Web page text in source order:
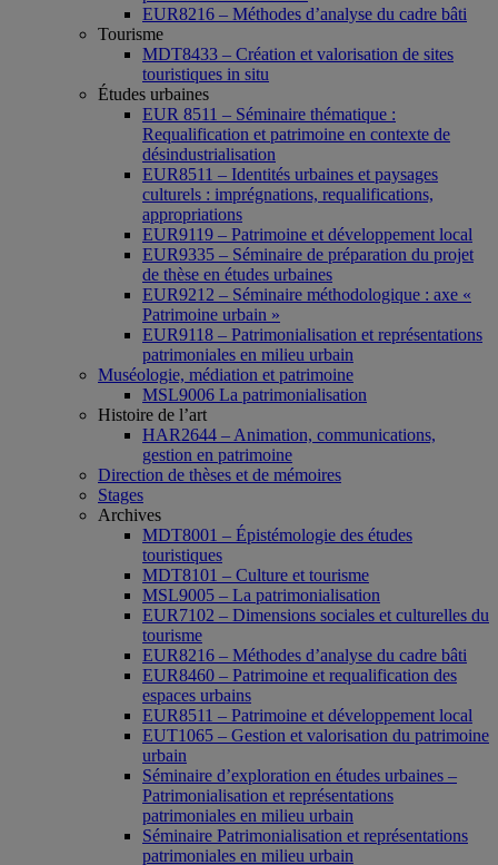
EUR8216 – Méthodes d’analyse du cadre bâti
Tourisme
MDT8433 – Création et valorisation de sites
touristiques in situ
Études urbaines
EUR 8511 – Séminaire thématique :
Requalification et patrimoine en contexte de
désindustrialisation
EUR8511 – Identités urbaines et paysages
culturels : imprégnations, requalifications,
appropriations
EUR9119 – Patrimoine et développement local
EUR9335 – Séminaire de préparation du projet
de thèse en études urbaines
EUR9212 – Séminaire méthodologique : axe «
Patrimoine urbain »
EUR9118 – Patrimonialisation et représentations
patrimoniales en milieu urbain
Muséologie, médiation et patrimoine
MSL9006 La patrimonialisation
Histoire de l’art
HAR2644 – Animation, communications,
gestion en patrimoine
Direction de thèses et de mémoires
Stages
Archives
MDT8001 – Épistémologie des études
touristiques
MDT8101 – Culture et tourisme
MSL9005 – La patrimonialisation
EUR7102 – Dimensions sociales et culturelles du
tourisme
EUR8216 – Méthodes d’analyse du cadre bâti
EUR8460 – Patrimoine et requalification des
espaces urbains
EUR8511 – Patrimoine et développement local
EUT1065 – Gestion et valorisation du patrimoine
urbain
Séminaire d’exploration en études urbaines –
Patrimonialisation et représentations
patrimoniales en milieu urbain
Séminaire Patrimonialisation et représentations
patrimoniales en milieu urbain